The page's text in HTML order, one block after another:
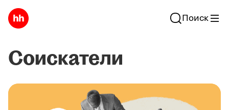
Поиск
Соискатели